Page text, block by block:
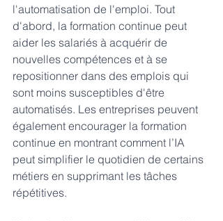
l'automatisation de l'emploi. Tout
d'abord, la formation continue peut
aider les salariés à acquérir de
nouvelles compétences et à se
repositionner dans des emplois qui
sont moins susceptibles d'être
automatisés. Les entreprises peuvent
également encourager la formation
continue en montrant comment l’IA
peut simplifier le quotidien de certains
métiers en supprimant les tâches
répétitives.